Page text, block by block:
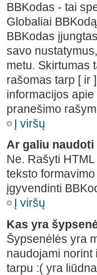
BBKodas - tai
Globaliai
BBKodas
savo
metu. Skirtumas
rašomas tarp [ ir
informacijos
pranešimo
Į viršų
Ar galiu naudoti
Ne. Rašyti
teksto
įgyvendinti
Į viršų
Kas yra
Šypsenėlės yra
naudojami norint
tarpu :( yra